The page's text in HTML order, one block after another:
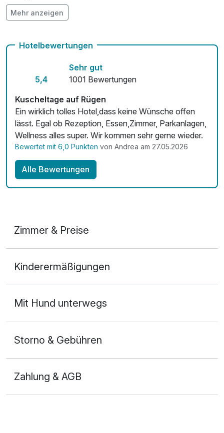
Hunde im Hotel nicht erlaubt
Fitnessgeräte stehen bereit
Kostenloses W-LAN
Mehr anzeigen
Hotelbewertungen
5,4
Sehr gut
1001 Bewertungen
Kuscheltage auf Rügen
Ein wirklich tolles Hotel,dass keine Wünsche offen
lässt. Egal ob Rezeption, Essen,Zimmer, Parkanlagen,
Wellness alles super. Wir kommen sehr gerne wieder.
Bewertet mit 6,0 Punkten von Andrea am 27.05.2026
Alle Bewertungen
Zimmer & Preise
2 Erwachsene und 1 Kind
Zusatznächte
Kinderermäßigungen
Mit Hund unterwegs
Storno & Gebühren
Zahlung & AGB